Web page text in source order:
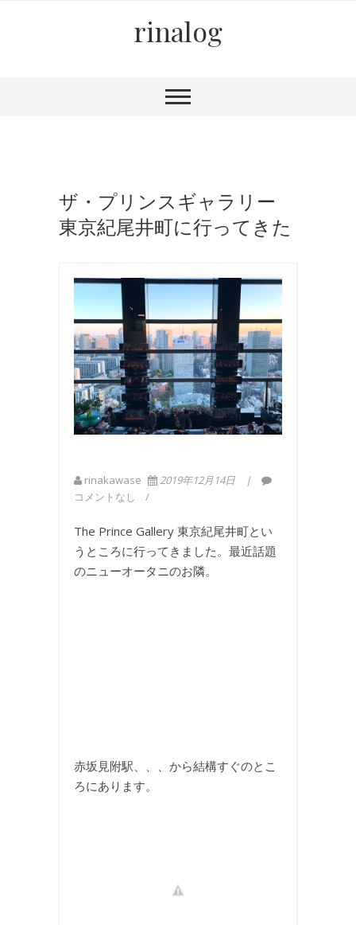
rinalog
ザ・プリンスギャラリー
東京紀尾井町に行ってきた
rinakawase
2019年12月14日
コメントなし
The Prince Gallery 東京紀尾井町とい
うところに行ってきました。最近話題
のニューオータニのお隣。
赤坂見附駅、、、から結構すぐのとこ
ろにあります。